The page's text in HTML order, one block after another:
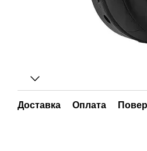
Доставка Оплата